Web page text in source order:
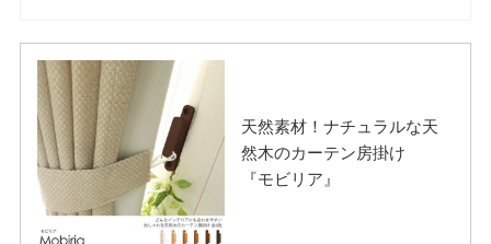
天然素材！ナチュラルな天
然木のカーテン房掛け
『モビリア』